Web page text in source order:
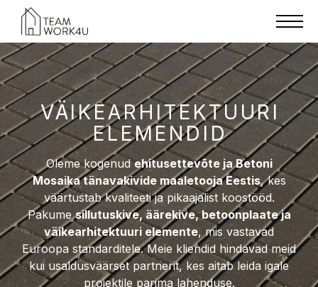
VÄIKEARHITEKTUURI
ELEMENDID
Oleme kogenudehitusettevõte ja Betoni
Mosaika tänavakivide maaletooja Eestis, kes
väärtustab kvaliteeti ja pikaajalist koostööd.
Pakumesillutuskive, äärekive, betoonplaate ja
väikearhitektuuri elemente, mis vastavad
Euroopa standarditele. Meie kliendid hindavad meid
kui usaldusväärset partnerit, kes aitab leida igale
projektile parima lahenduse.